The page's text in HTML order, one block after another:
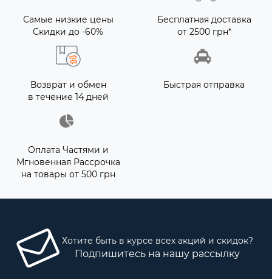
Самые низкие цены
Скидки до -60%
Бесплатная доставка
от 2500 грн*
Возврат и обмен
в течение 14 дней
Быстрая отправка
Оплата Частями и
Мгновенная Рассрочка
на товары от 500 грн
Хотите быть в курсе всех акций и скидок?
Подпишитесь на нашу рассылку